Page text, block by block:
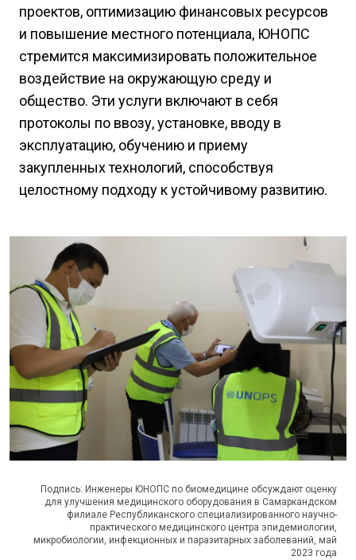
проектов, оптимизацию финансовых ресурсов
и повышение местного потенциала, ЮНОПС
стремится максимизировать положительное
воздействие на окружающую среду и
общество. Эти услуги включают в себя
протоколы по ввозу, установке, вводу в
эксплуатацию, обучению и приему
закупленных технологий, способствуя
целостному подходу к устойчивому развитию.
Подпись: Инженеры ЮНОПС по биомедицине обсуждают оценку
для улучшения медицинского оборудования в Самаркандском
филиале Республиканского специализированного научно-
практического медицинского центра эпидемиологии,
микробиологии, инфекционных и паразитарных заболеваний, май
2023 года